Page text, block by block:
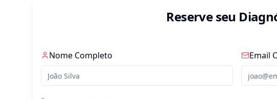
Reserve seu
Nome Completo Email